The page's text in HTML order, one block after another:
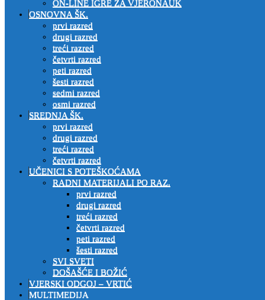
ON-LINE IGRE ZA VJERONAUK
OSNOVNA ŠK.
prvi razred
drugi razred
treći razred
četvrti razred
peti razred
šesti razred
sedmi razred
osmi razred
SREDNJA ŠK.
prvi razred
drugi razred
treći razred
četvrti razred
UČENICI S POTEŠKOĆAMA
RADNI MATERIJALI PO RAZ.
prvi razred
drugi razred
treći razred
četvrti razred
peti razred
šesti razred
SVI SVETI
DOŠAŠĆE I BOŽIĆ
VJERSKI ODGOJ – VRTIĆ
MULTIMEDIJA